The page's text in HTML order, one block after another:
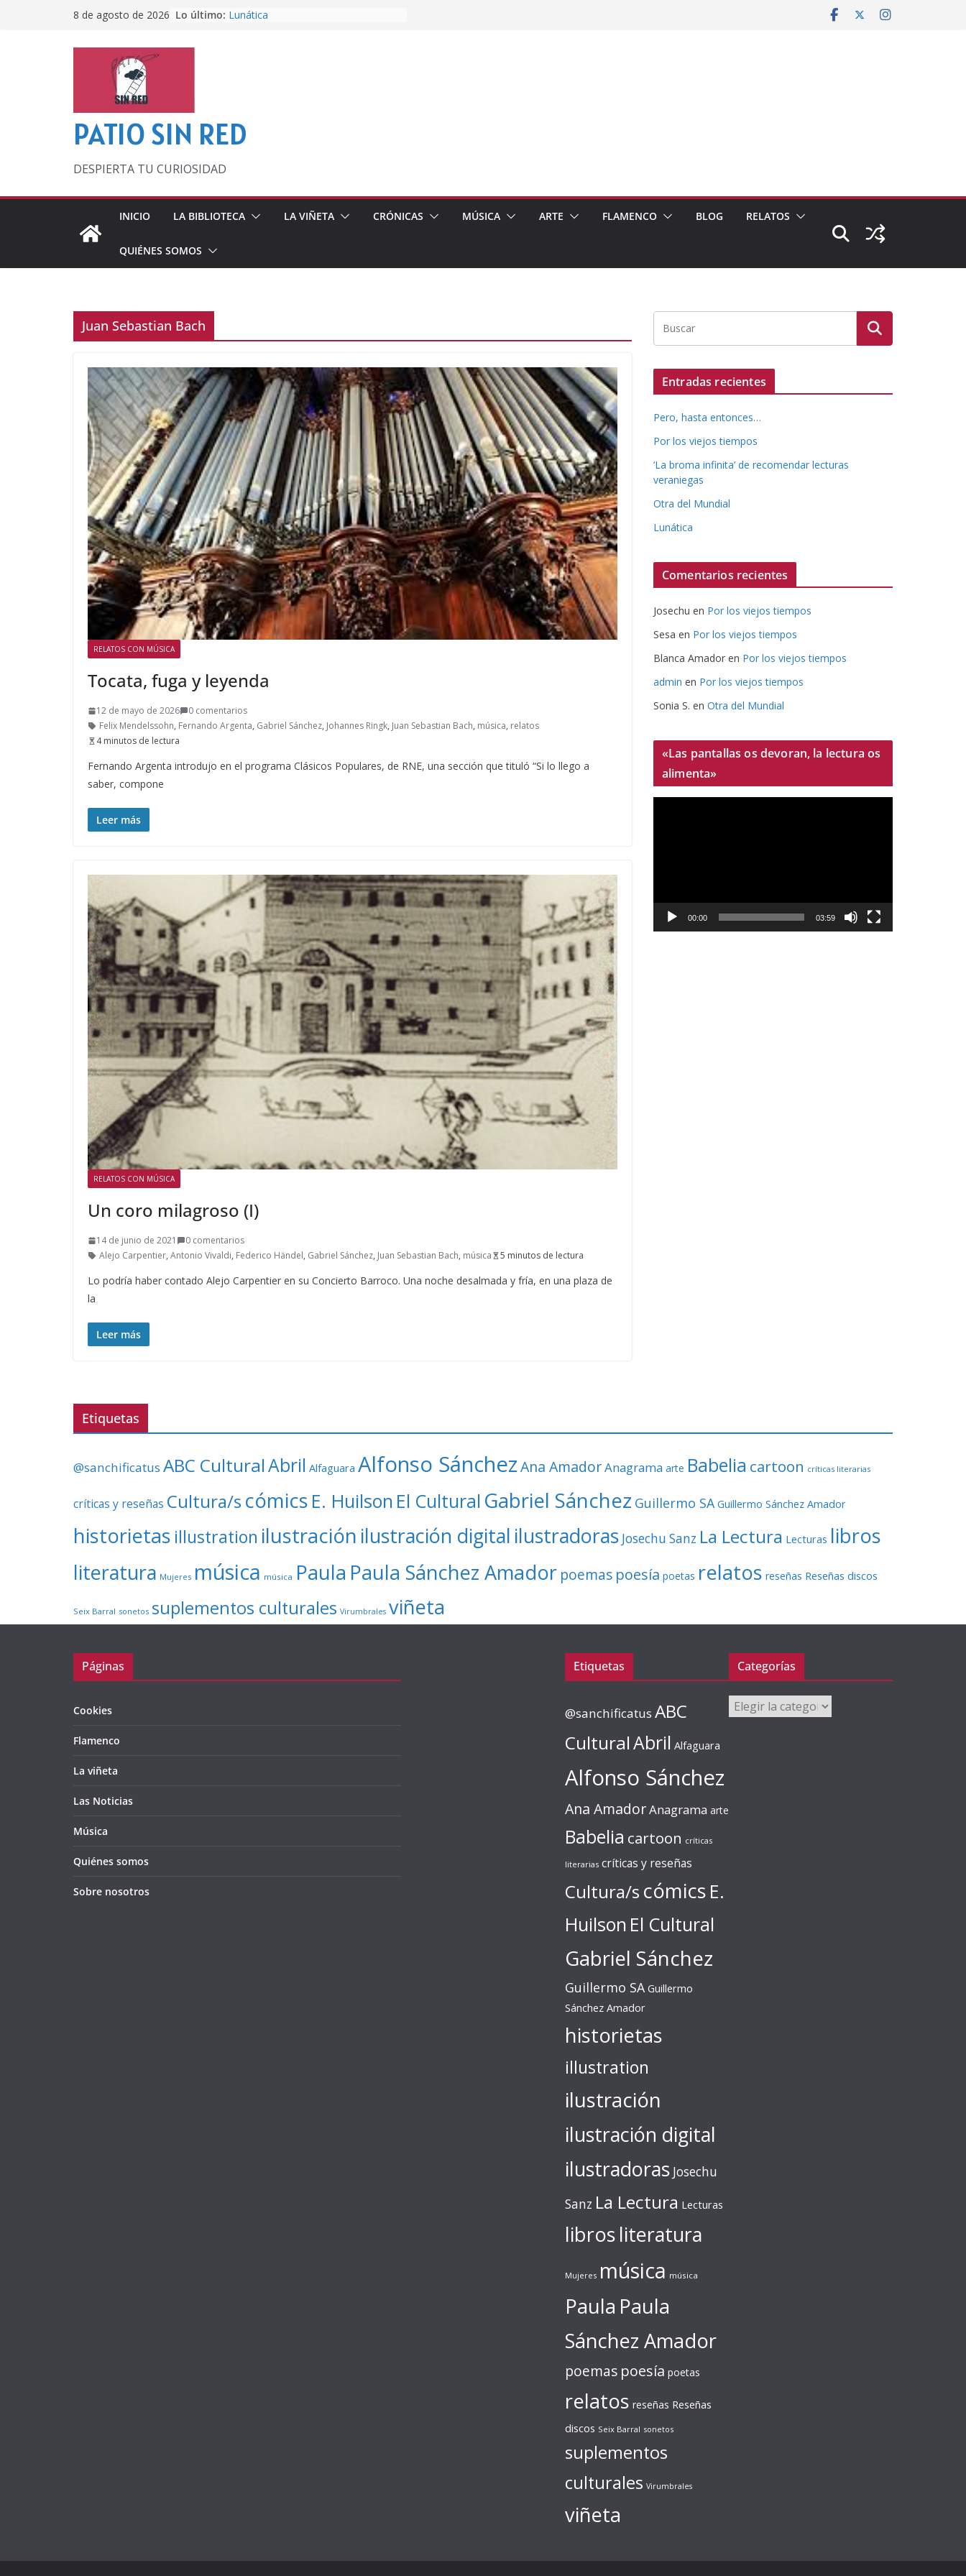
8 de agosto de 2026 Lo último: Lunática
PATIO SIN RED
DESPIERTA TU CURIOSIDAD
INICIO LA BIBLIOTECA LA VIÑETA CRÓNICAS MÚSICA ARTE FLAMENCO BLOG RELATOS
QUIÉNES SOMOS
Juan Sebastian Bach
RELATOS CON MÚSICA
Tocata, fuga y leyenda
12 de mayo de 2026
0 comentarios
Felix Mendelssohn, Fernando Argenta, Gabriel Sánchez, Johannes Ringk, Juan Sebastian Bach, música, relatos
4 minutos de lectura
Fernando Argenta introdujo en el programa Clásicos Populares, de RNE, una sección que tituló “Si lo llego a
saber, compone
Leer más
RELATOS CON MÚSICA
Un coro milagroso (I)
14 de junio de 2021
0 comentarios
Alejo Carpentier, Antonio Vivaldi, Federico Händel, Gabriel Sánchez, Juan Sebastian Bach, música 5 minutos de lectura
Lo podría haber contado Alejo Carpentier en su Concierto Barroco. Una noche desalmada y fría, en una plaza de
la
Leer más
Entradas recientes
Pero, hasta entonces…
Por los viejos tiempos
‘La broma infinita’ de recomendar lecturas
veraniegas
Otra del Mundial
Lunática
Comentarios recientes
Josechu en Por los viejos tiempos
Sesa en Por los viejos tiempos
Blanca Amador en Por los viejos tiempos
admin en Por los viejos tiempos
Sonia S. en Otra del Mundial
«Las pantallas os devoran, la lectura os
alimenta»
c
00:00 03:59
Etiquetas
@sanchificatus ABC CulturalAbril Alfaguara Alfonso SánchezAna AmadorAnagrama arte Babelia cartoon críticas literarias
críticas y reseñas Cultura/s cómics E. Huilson El Cultural Gabriel Sánchez Guillermo SA Guillermo Sánchez Amador
historietas illustration ilustración ilustración digital ilustradoras Josechu Sanz La Lectura Lecturas libros
literatura Mujeres música música Paula Paula Sánchez Amador poemas poesía poetas relatos reseñas Reseñas discos
Seix Barral sonetos suplementos culturales Virumbrales viñeta
Páginas
Cookies
Flamenco
La viñeta
Las Noticias
Música
Quiénes somos
Sobre nosotros
Etiquetas
@sanchificatus ABC
CulturalAbril Alfaguara
Alfonso Sánchez
Ana AmadorAnagrama arte
Babelia cartoon críticas
literarias críticas y reseñas
Cultura/s cómics E.
Huilson El Cultural
Gabriel Sánchez
Guillermo SA Guillermo
Sánchez Amador
historietas
illustration
ilustración
ilustración digital
ilustradoras Josechu
Sanz La Lectura Lecturas
librosliteratura
Mujeres música música
Paula Paula
Sánchez Amador
poemas poesía poetas
relatos reseñas Reseñas
discos Seix Barral sonetos
suplementos
culturales Virumbrales
viñeta
Categorías
Categorías